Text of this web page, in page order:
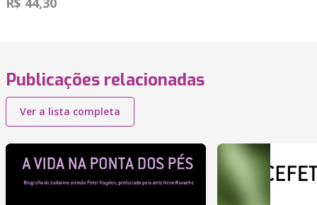
Publicações relacionadas
Ver a lista completa